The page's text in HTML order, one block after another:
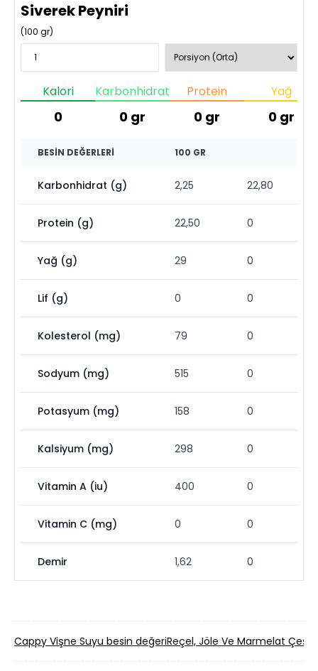
Siverek Peyniri
(100 gr)
Kalori
0
Karbonhidrat
0 gr
Protein
0 gr
Yağ
0 gr
BESIN DEĞERLERI 100 GR
Karbonhidrat (g) 2,25 22,80
Protein (g) 22,50 0
Yağ (g) 29 0
Lif (g) 0 0
Kolesterol (mg) 79 0
Sodyum (mg) 515 0
Potasyum (mg) 158 0
Kalsiyum (mg) 298 0
Vitamin A (iu) 400 0
Vitamin C (mg) 0 0
Demir 1,62 0
Cappy Vişne Suyu besin değeriReçel, Jöle Ve Marmelat